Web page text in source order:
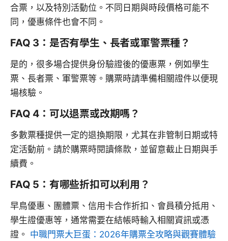
合票，以及特別活動位。不同日期與時段價格可能不
同，優惠條件也會不同。
FAQ 3：是否有學生、長者或軍警票種？
是的，很多場合提供身份驗證後的優惠票，例如學生
票、長者票、軍警票等。購票時請準備相關證件以便現
場核驗。
FAQ 4：可以退票或改期嗎？
多數票種提供一定的退換期限，尤其在非管制日期或特
定活動前。請於購票時閱讀條款，並留意截止日期與手
續費。
FAQ 5：有哪些折扣可以利用？
早鳥優惠、團體票、信用卡合作折扣、會員積分抵用、
學生證優惠等，通常需要在結帳時輸入相關資訊或憑
證。 中職門票大巨蛋：2026年購票全攻略與觀賽體驗